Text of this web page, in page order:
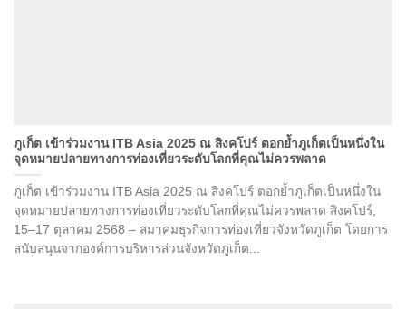
ภูเก็ต เข้าร่วมงาน ITB Asia 2025 ณ สิงคโปร์ ตอกย้ำภูเก็ตเป็นหนึ่งใน
จุดหมายปลายทางการท่องเที่ยวระดับโลกที่คุณไม่ควรพลาด
ภูเก็ต เข้าร่วมงาน ITB Asia 2025 ณ สิงคโปร์ ตอกย้ำภูเก็ตเป็นหนึ่งใน
จุดหมายปลายทางการท่องเที่ยวระดับโลกที่คุณไม่ควรพลาด สิงคโปร์,
15–17 ตุลาคม 2568 – สมาคมธุรกิจการท่องเที่ยวจังหวัดภูเก็ต โดยการ
สนับสนุนจากองค์การบริหารส่วนจังหวัดภูเก็ต...